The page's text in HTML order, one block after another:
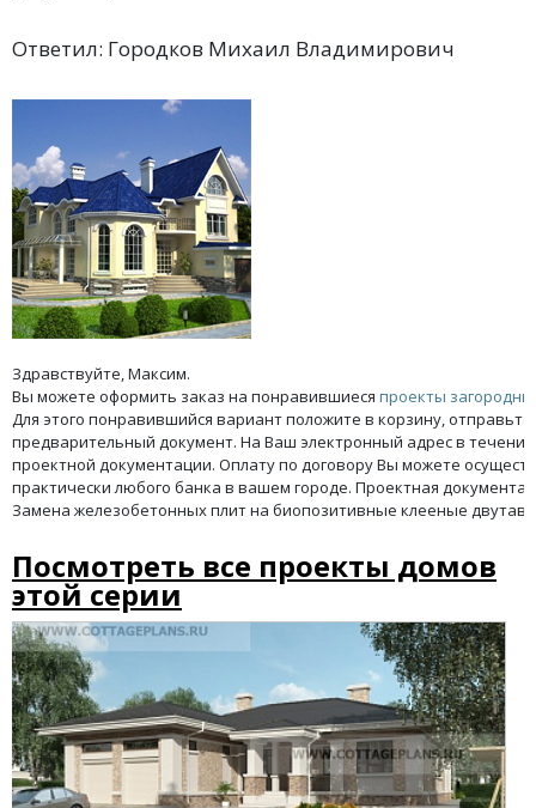
Ответил: Городков Михаил Владимирович
Здравствуйте, Максим.
Вы можете оформить заказ на понравившиеся проекты
Для этого понравившийся вариант положите в корзину,
предварительный документ. На Ваш электронный адрес в
проектной документации. Оплату по договору Вы можете
практически любого банка в вашем городе. Проектная
Замена железобетонных плит на биопозитивные клееные
Посмотреть все проекты домов
этой серии